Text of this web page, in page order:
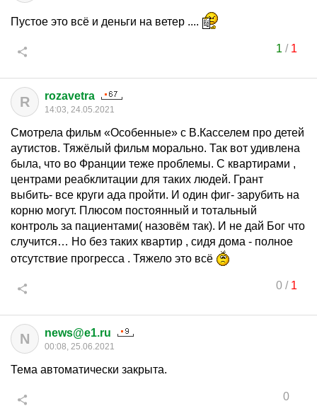
Пустое это всё и деньги на ветер ....
1 / 1
R rozavetra
14:03, 24.05.2021
Смотрела фильм «Особенные» с В.Касселем про детей
аутистов. Тяжёлый фильм морально. Так вот удивлена
была, что во Франции теже проблемы. С квартирами ,
центрами реабклитации для таких людей. Грант
выбить- все круги ада пройти. И один фиг- зарубить на
корню могут. Плюсом постоянный и тотальный
контроль за пациентами( назовём так). И не дай Бог что
случится… Но без таких квартир , сидя дома - полное
отсутствие прогресса . Тяжело это всё
0/ 1
N news@e1.ru
00:08, 25.06.2021
Тема автоматически закрыта.
0